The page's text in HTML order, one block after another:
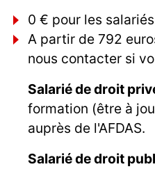
0 € pour les
A partir de 792
nous contacter si
Salarié de droit
formation (être à
auprès de l'AFDAS.
Salarié de droit